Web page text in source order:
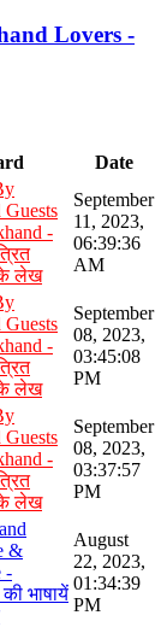
Lovers -
Date
Guests
-
के लेख
September
11, 2023,
06:39:36
AM
Guests
-
के लेख
September
08, 2023,
03:45:08
PM
Guests
-
के लेख
September
08, 2023,
03:37:57
PM
&
-
भाषायें
August
22, 2023,
01:34:39
PM